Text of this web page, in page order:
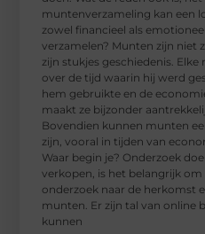
muntenverzameling kan een
zowel financieel als
verzamelen? Munten zijn niet
zijn stukjes geschiedenis.
over de tijd waarin hij werd
hem gebruikte en de
maakt ze bijzonder
Bovendien kunnen munten
zijn, vooral in tijden van
Waar begin je? Onderzoek
verkopen, is het belangrijk
onderzoek naar de herkomst
munten. Er zijn tal van online
kunnen